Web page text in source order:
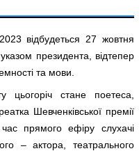
відбудеться 27 жовтня
президента, відтепер
та мови.
цьогоріч стане поетеса,
Шевченківської премії
прямого ефіру слухачі
– актора, театрального